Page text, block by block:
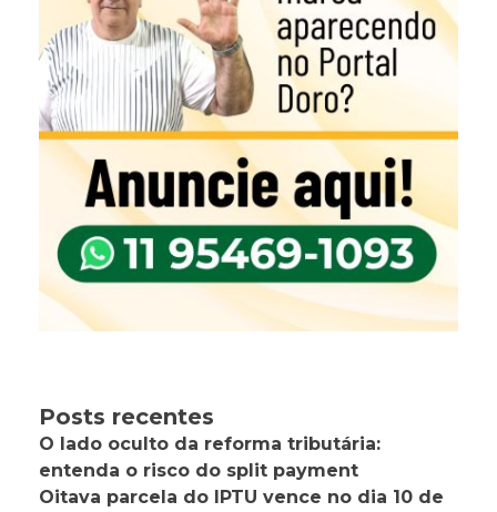
Posts recentes
O lado oculto da reforma tributária:
entenda o risco do split payment
Oitava parcela do IPTU vence no dia 10 de